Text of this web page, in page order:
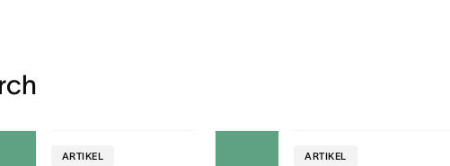
ARTIKEL ARTIKEL